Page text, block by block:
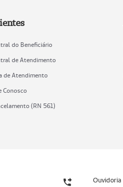
do Beneficiário
de Atendimento
de Atendimento
Conosco
(RN 561)
Ouvidoria